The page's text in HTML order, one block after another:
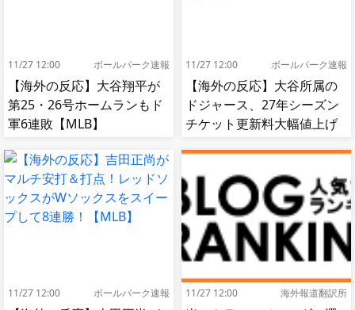
11/27 12:00 ボールパーク速報
【海外の反応】大谷翔平が
第25・26号ホームランもド
軍6連敗【MLB】
11/27 12:00 ボールパーク速報
【海外の反応】大谷所属の
ドジャース、27年シーズン
チケット更新料大幅値上げ
11/27 12:00 ボールパーク速報 11/27 12:00 海外報道翻訳所